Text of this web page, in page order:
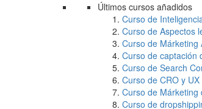
Últimos cursos añadidos
Curso de
Curso de Aspectos
Curso de Márketing
Curso de captación
Curso de Search
Curso de CRO y UX
Curso de Márketing
Curso de